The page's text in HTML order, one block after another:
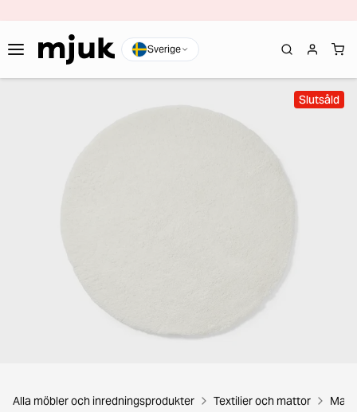
Sverige
Slutsåld
Alla möbler och inredningsprodukter Textilier och mattor